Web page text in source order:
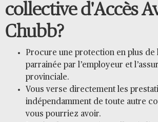
collective d'Accès
Chubb?
Procure une protection en plus de
parrainée par l’employeur et
provinciale.
Vous verse directement les
indépendamment de toute autre
vous pourriez avoir.